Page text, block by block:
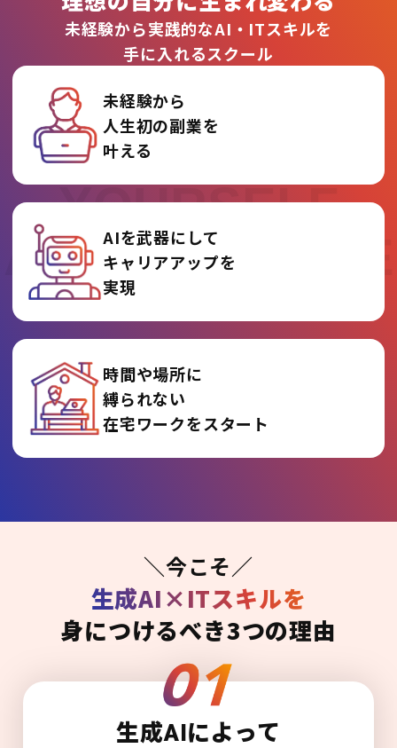
REINVENT
YOURSELF
AT AI COLLEGE
未経験から実践的なAI・ITスキルを
手に入れるスクール
未経験から
人生初の副業を
叶える
AIを武器にして
キャリアアップを
実現
時間や場所に
縛られない
在宅ワークをスタート
＼今こそ／
生成AI×ITスキルを
身につけるべき3つの理由
生成AIによって